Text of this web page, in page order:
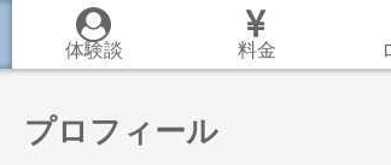
体験談 料金
プロフィール